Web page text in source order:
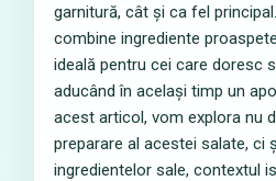
garnitură, cât și ca fel
combine ingrediente
ideală pentru cei care doresc
aducând în același timp un
acest articol, vom explora nu
preparare al acestei salate, ci
ingredientelor sale, contextul